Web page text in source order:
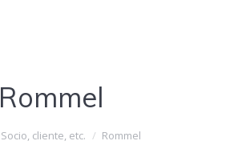
Rommel
Socio, cliente, etc. Rommel